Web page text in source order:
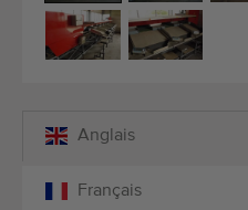
Français
Anglais